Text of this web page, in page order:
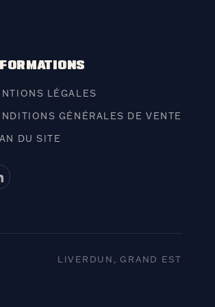
LÉGALES
GÉNÉRALES DE VENTE
DU SITE
LIVERDUN, GRAND EST